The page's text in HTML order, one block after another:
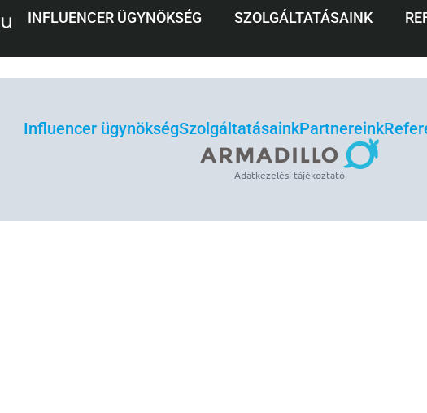
INFLUENCER ÜGYNÖKSÉG SZOLGÁLTATÁSAINK
Influencer ügynökségSzolgáltatásainkPartnereink
Adatkezelési tájékoztató